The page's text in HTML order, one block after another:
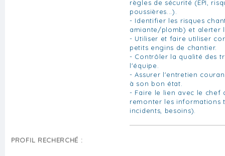
règles de sécurité (EPI,
poussières...).
- Identifier les risques
amiante/plomb) et alerter
- Utiliser et faire utiliser
petits engins de chantier.
- Contrôler la qualité des
l'équipe.
- Assurer l'entretien
à son bon état.
- Faire le lien avec le chef
remonter les informations
incidents, besoins).
PROFIL RECHERCHÉ :